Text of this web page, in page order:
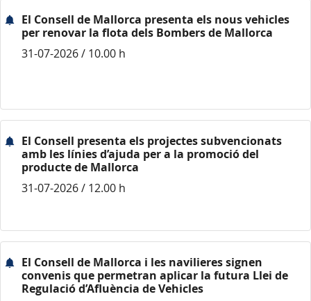
El Consell de Mallorca presenta els nous vehicles
per renovar la flota dels Bombers de Mallorca
31-07-2026 / 10.00 h
El Consell presenta els projectes subvencionats
amb les línies d’ajuda per a la promoció del
producte de Mallorca
31-07-2026 / 12.00 h
El Consell de Mallorca i les navilieres signen
convenis que permetran aplicar la futura Llei de
Regulació d’Afluència de Vehicles